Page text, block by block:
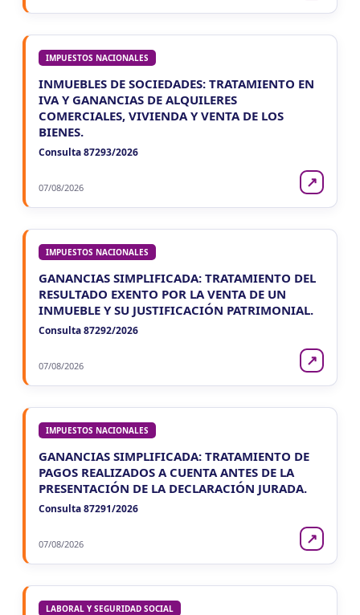
IMPUESTOS NACIONALES
INMUEBLES DE SOCIEDADES: TRATAMIENTO EN
IVA Y GANANCIAS DE ALQUILERES
COMERCIALES, VIVIENDA Y VENTA DE LOS
BIENES.
Consulta 87293/2026
07/08/2026 ↗
IMPUESTOS NACIONALES
GANANCIAS SIMPLIFICADA: TRATAMIENTO DEL
RESULTADO EXENTO POR LA VENTA DE UN
INMUEBLE Y SU JUSTIFICACIÓN PATRIMONIAL.
Consulta 87292/2026
07/08/2026 ↗
IMPUESTOS NACIONALES
GANANCIAS SIMPLIFICADA: TRATAMIENTO DE
PAGOS REALIZADOS A CUENTA ANTES DE LA
PRESENTACIÓN DE LA DECLARACIÓN JURADA.
Consulta 87291/2026
07/08/2026 ↗
LABORAL Y SEGURIDAD SOCIAL